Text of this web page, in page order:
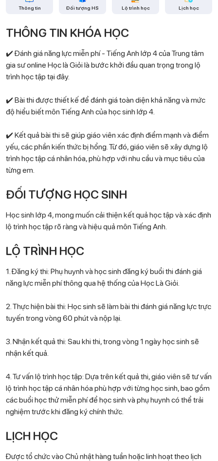
Thông tin Đối tượng HS Lộ trình học Lịch học
THÔNG TIN KHÓA HỌC
✔️ Đánh giá năng lực miễn phí - Tiếng Anh lớp 4 của Trung tâm
gia sư online Học là Giỏi là bước khởi đầu quan trọng trong lộ
trình học tập tại đây.
✔️ Bài thi được thiết kế để đánh giá toàn diện khả năng và mức
độ hiểu biết môn Tiếng Anh của học sinh lớp 4.
✔️ Kết quả bài thi sẽ giúp giáo viên xác định điểm mạnh và điểm
yếu, các phần kiến thức bị hổng. Từ đó, giáo viên sẽ xây dựng lộ
trình học tập cá nhân hóa, phù hợp với nhu cầu và mục tiêu của
từng em.
ĐỐI TƯỢNG HỌC SINH
Học sinh lớp 4, mong muốn cải thiện kết quả học tập và xác định
lộ trình học tập rõ ràng và hiệu quả môn Tiếng Anh.
LỘ TRÌNH HỌC
1. Đăng ký thi: Phụ huynh và học sinh đăng ký buổi thi đánh giá
năng lực miễn phí thông qua hệ thống của Học Là Giỏi.
2. Thực hiện bài thi: Học sinh sẽ làm bài thi đánh giá năng lực trực
tuyến trong vòng 60 phút và nộp lại.
3. Nhận kết quả thi: Sau khi thi, trong vòng 1 ngày học sinh sẽ
nhận kết quả.
4. Tư vấn lộ trình học tập: Dựa trên kết quả thi, giáo viên sẽ tư vấn
lộ trình học tập cá nhân hóa phù hợp với từng học sinh, bao gồm
các buổi học thử miễn phí để học sinh và phụ huynh có thể trải
nghiệm trước khi đăng ký chính thức.
LỊCH HỌC
Được tổ chức vào Chủ nhật hàng tuần hoặc linh hoạt theo lịch